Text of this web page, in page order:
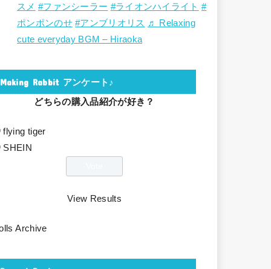
スメ #ファンシーラー #ライオンハイライト #
ポンポンのせ #アンブリオリス ♬ Relaxing
cute everyday BGM – Hiraoka
Making Rabbit アンケート♪
どちらの購入品紹介が好き？
flying tiger
SHEIN
View Results
Archive